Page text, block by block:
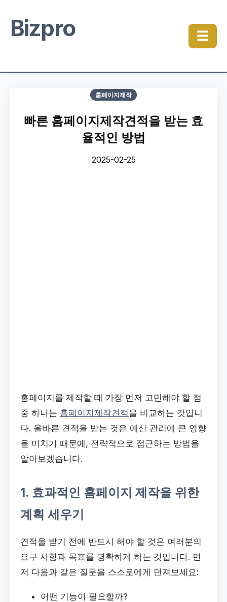
Bizpro ☰
홈페이지제작
빠른 홈페이지제작견적을 받는 효
율적인 방법
2025-02-25
홈페이지를 제작할 때 가장 먼저 고민해야 할 점
중 하나는 홈페이지제작견적을 비교하는 것입니
다. 올바른 견적을 받는 것은 예산 관리에 큰 영향
을 미치기 때문에, 전략적으로 접근하는 방법을
알아보겠습니다.
1. 효과적인 홈페이지 제작을 위한
계획 세우기
견적을 받기 전에 반드시 해야 할 것은 여러분의
요구 사항과 목표를 명확하게 하는 것입니다. 먼
저 다음과 같은 질문을 스스로에게 던져보세요:
어떤 기능이 필요할까?